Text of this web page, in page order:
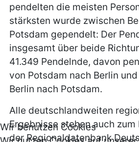
pendelten die meisten
stärksten wurde zwischen
Potsdam gependelt: Der
insgesamt über beide
41.349 Pendelnde, davon
von Potsdam nach Berlin
Berlin nach Potsdam.
Alle deutschlandweiten
Ergebnisse stehen auch zum
der Regionaldatenbank
Wir benutzen Cookies